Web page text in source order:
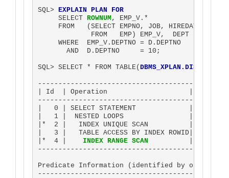
SQL> EXPLAIN PLAN FOR
     SELECT
ROWNUM, EMP_V.*
FROM   (SELECT EMPNO, JOB,
             FROM   EMP) EMP_V,  DEPT D
     WHERE  EMP_V.DEPTNO = D.DEPTNO
       AND  D.DEPTNO     = 10;
SQL> SELECT * FROM TABLE(DBMS_XPLAN.DISPLAY
| Id  | Operation                    | Name    |
|   0 | SELECT STATEMENT             |
|   1 |  NESTED LOOPS                |
|*  2 |   INDEX UNIQUE SCAN          |
|   3 |   TABLE ACCESS BY INDEX
|*  4 | INDEX RANGE SCAN
Predicate Information (identified by